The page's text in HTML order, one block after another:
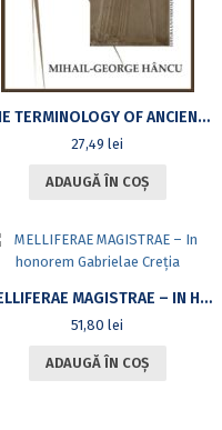
THE TERMINOLOGY OF ANCIENT GREEK COSMOGONIES
27,49lei
ADAUGĂ ÎN COȘ
MELLIFERAE MAGISTRAE – IN HONOREM GABRIELAE CREȚIA
51,80lei
ADAUGĂ ÎN COȘ